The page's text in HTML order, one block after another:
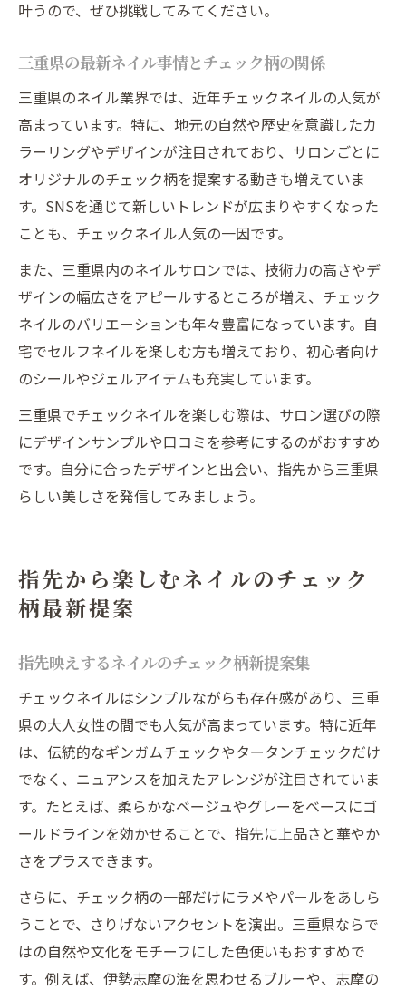
叶うので、ぜひ挑戦してみてください。
三重県の最新ネイル事情とチェック柄の関係
三重県のネイル業界では、近年チェックネイルの人気が
高まっています。特に、地元の自然や歴史を意識したカ
ラーリングやデザインが注目されており、サロンごとに
オリジナルのチェック柄を提案する動きも増えていま
す。SNSを通じて新しいトレンドが広まりやすくなった
ことも、チェックネイル人気の一因です。
また、三重県内のネイルサロンでは、技術力の高さやデ
ザインの幅広さをアピールするところが増え、チェック
ネイルのバリエーションも年々豊富になっています。自
宅でセルフネイルを楽しむ方も増えており、初心者向け
のシールやジェルアイテムも充実しています。
三重県でチェックネイルを楽しむ際は、サロン選びの際
にデザインサンプルや口コミを参考にするのがおすすめ
です。自分に合ったデザインと出会い、指先から三重県
らしい美しさを発信してみましょう。
指先から楽しむネイルのチェック
柄最新提案
指先映えするネイルのチェック柄新提案集
チェックネイルはシンプルながらも存在感があり、三重
県の大人女性の間でも人気が高まっています。特に近年
は、伝統的なギンガムチェックやタータンチェックだけ
でなく、ニュアンスを加えたアレンジが注目されていま
す。たとえば、柔らかなベージュやグレーをベースにゴ
ールドラインを効かせることで、指先に上品さと華やか
さをプラスできます。
さらに、チェック柄の一部だけにラメやパールをあしら
うことで、さりげないアクセントを演出。三重県ならで
はの自然や文化をモチーフにした色使いもおすすめで
す。例えば、伊勢志摩の海を思わせるブルーや、志摩の